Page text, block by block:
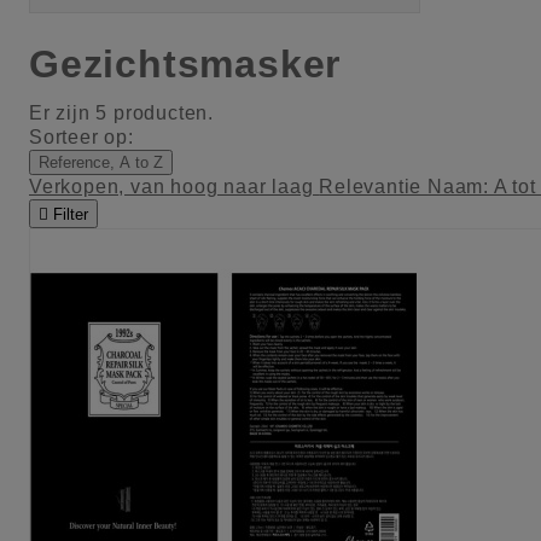
Gezichtsmasker
Er zijn 5 producten.
Sorteer op:
Reference, A to Z
Verkopen, van hoog naar laag Relevantie Naam: A tot
 Filter